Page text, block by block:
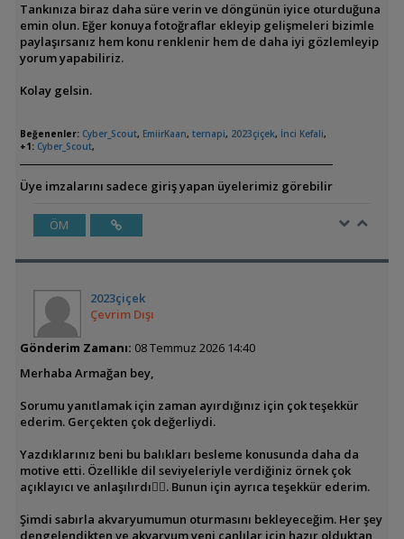
Tankınıza biraz daha süre verin ve döngünün iyice oturduğuna
emin olun. Eğer konuya fotoğraflar ekleyip gelişmeleri bizimle
paylaşırsanız hem konu renklenir hem de daha iyi gözlemleyip
yorum yapabiliriz.
Kolay gelsin.
Beğenenler: Cyber_Scout, EmiirKaan, ternapi, 2023çiçek, İnci Kefali,
+1: Cyber_Scout,
Üye imzalarını sadece giriş yapan üyelerimiz görebilir
ÖM
2023çiçek
Çevrim Dışı
Gönderim Zamanı: 08 Temmuz 2026 14:40
Merhaba Armağan bey,
Sorumu yanıtlamak için zaman ayırdığınız için çok teşekkür
ederim. Gerçekten çok değerliydi.
Yazdıklarınız beni bu balıkları besleme konusunda daha da
motive etti. Özellikle dil seviyeleriyle verdiğiniz örnek çok
açıklayıcı ve anlaşılırdı👍🏻. Bunun için ayrıca teşekkür ederim.
Şimdi sabırla akvaryumumun oturmasını bekleyeceğim. Her şey
dengelendikten ve akvaryum yeni canlılar için hazır olduktan